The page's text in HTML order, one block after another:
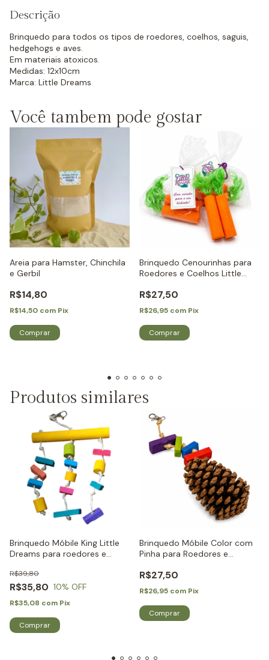
Descrição
Brinquedo para todos os tipos de roedores, coelhos, saguis,
hedgehogs e aves.
Em materiais atoxicos.
Medidas: 12x10cm
Marca: Little Dreams
Você tambem pode gostar
Areia para Hamster, Chinchila
e Gerbil
R$14,80
R$14,50 com Pix
Brinquedo Cenourinhas para
Roedores e Coelhos Little
R$27,50
R$26,95 com Pix
Produtos similares
Brinquedo Móbile King Little
Dreams para roedores e
R$35,80
R$39,80
10% OFF
R$35,08 com Pix
Brinquedo Móbile Color com
Pinha para Roedores e
R$27,50
R$26,95 com Pix